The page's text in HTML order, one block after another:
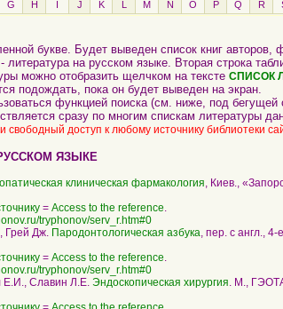
G H I J K L M N O P Q R
букве. Будет выведен список книг авторов,
литература на русском языке. Вторая строка
можно отобразить щелчком на тексте СПИСОК
подождать, пока он будет выведен на экран.
функцией поиска (см. ниже, под бегущей
сразу по многим спискам литературы
свободный доступ к любому источнику библиотеки
ЯЗЫКЕ
клиническая фармакология, Киев.,
= Access to the reference.
tryphonov/serv_r.htm#0
Грей Дж. Пародонтологическая азбука, пер. с англ.,
= Access to the reference.
tryphonov/serv_r.htm#0
Е.И., Славин Л.Е. Эндоскопическая хирургия. М.,